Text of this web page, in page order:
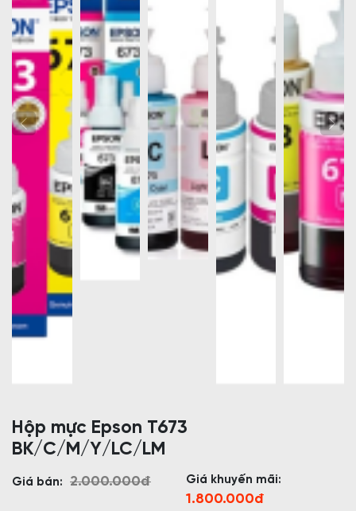
Hộp mực Epson T673
BK/C/M/Y/LC/LM
Giá bán: 2.000.000đ Giá khuyến mãi:
1.800.000đ